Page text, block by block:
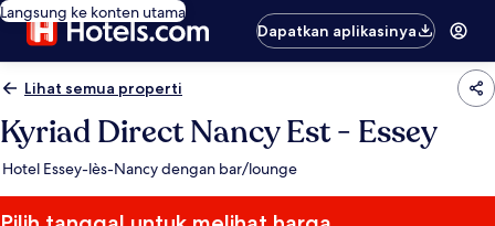
Langsung ke konten utama
Dapatkan aplikasinya
Lihat semua properti
Kyriad Direct Nancy Est - Essey
Hotel Essey-lès-Nancy dengan bar/lounge